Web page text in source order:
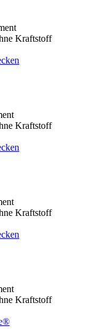
Kraftstoff
Kraftstoff
Kraftstoff
Kraftstoff